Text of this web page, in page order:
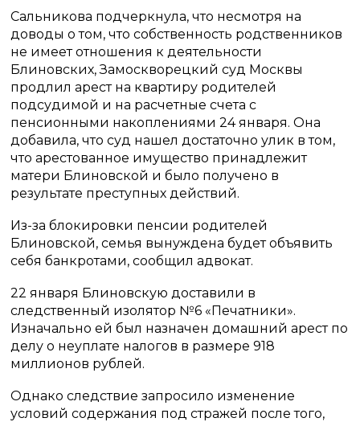
Сальникова подчеркнула, что несмотря на
доводы о том, что собственность родственников
не имеет отношения к деятельности
Блиновских, Замоскворецкий суд Москвы
продлил арест на квартиру родителей
подсудимой и на расчетные счета с
пенсионными накоплениями 24 января. Она
добавила, что суд нашел достаточно улик в том,
что арестованное имущество принадлежит
матери Блиновской и было получено в
результате преступных действий.
Из-за блокировки пенсии родителей
Блиновской, семья вынуждена будет объявить
себя банкротами, сообщил адвокат.
22 января Блиновскую доставили в
следственный изолятор №6 «Печатники».
Изначально ей был назначен домашний арест по
делу о неуплате налогов в размере 918
миллионов рублей.
Однако следствие запросило изменение
условий содержания под стражей после того,